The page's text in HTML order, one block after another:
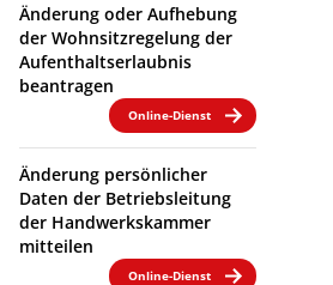
Änderung oder Aufhebung
der Wohnsitzregelung der
Aufenthaltserlaubnis
beantragen
Online-Dienst
Änderung persönlicher
Daten der Betriebsleitung
der Handwerkskammer
mitteilen
Online-Dienst